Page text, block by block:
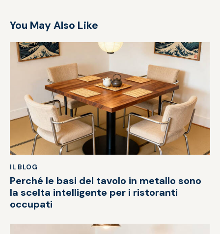
You May Also Like
IL BLOG
Perché le basi del tavolo in metallo sono
la scelta intelligente per i ristoranti
occupati